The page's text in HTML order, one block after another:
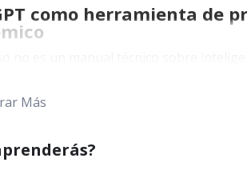
como herramienta de
aprender más rápido y crear
de las personas ha oído hablar de
Más